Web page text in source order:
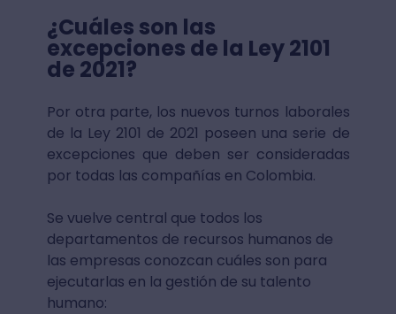
¿Cuáles son las
excepciones de la Ley 2101
de 2021?
Por otra parte, los nuevos turnos laborales
de la Ley 2101 de 2021 poseen una serie de
excepciones que deben ser consideradas
por todas las compañías en Colombia.
Se vuelve central que todos los
departamentos de recursos humanos de
las empresas conozcan cuáles son para
ejecutarlas en la gestión de su talento
humano: